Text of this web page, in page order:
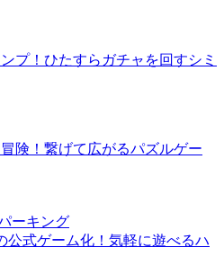
プ！ひたすらガチャを回すシミ
険！繋げて広がるパズルゲー
ーキング
公式ゲーム化！気軽に遊べるハ